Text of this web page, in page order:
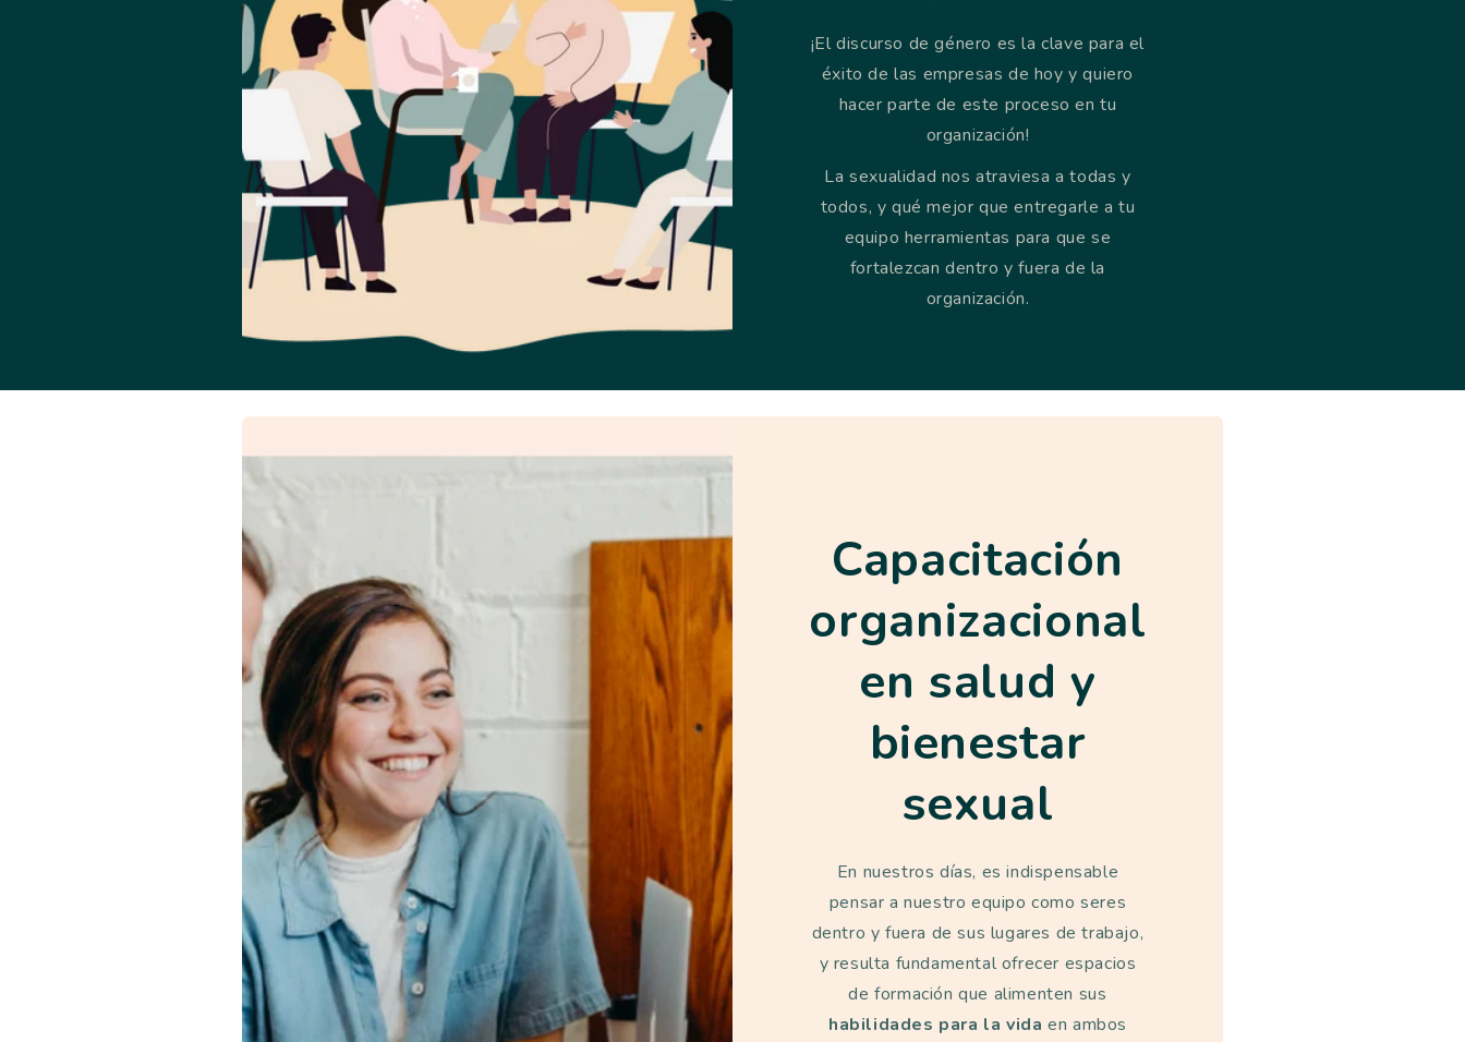
¡El discurso de género es la clave para el
éxito de las empresas de hoy y quiero
hacer parte de este proceso en tu
organización!
La sexualidad nos atraviesa a todas y
todos, y qué mejor que entregarle a tu
equipo herramientas para que se
fortalezcan dentro y fuera de la
organización.
Capacitación
organizacional
en salud y
bienestar
sexual
En nuestros días, es indispensable
pensar a nuestro equipo como seres
dentro y fuera de sus lugares de trabajo,
y resulta fundamental ofrecer espacios
de formación que alimenten sus
habilidades para la vida en ambos